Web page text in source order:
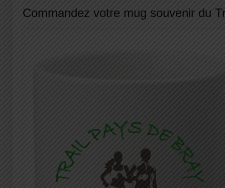
Commandez votre mug souvenir du